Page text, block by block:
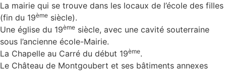
La mairie qui se trouve dans les locaux de l’école des filles
(fin du 19ème siècle).
Une église du 19ème siècle, avec une cavité souterraine
sous l’ancienne école-Mairie.
La Chapelle au Carré du début 19ème.
Le Château de Montgoubert et ses bâtiments annexes